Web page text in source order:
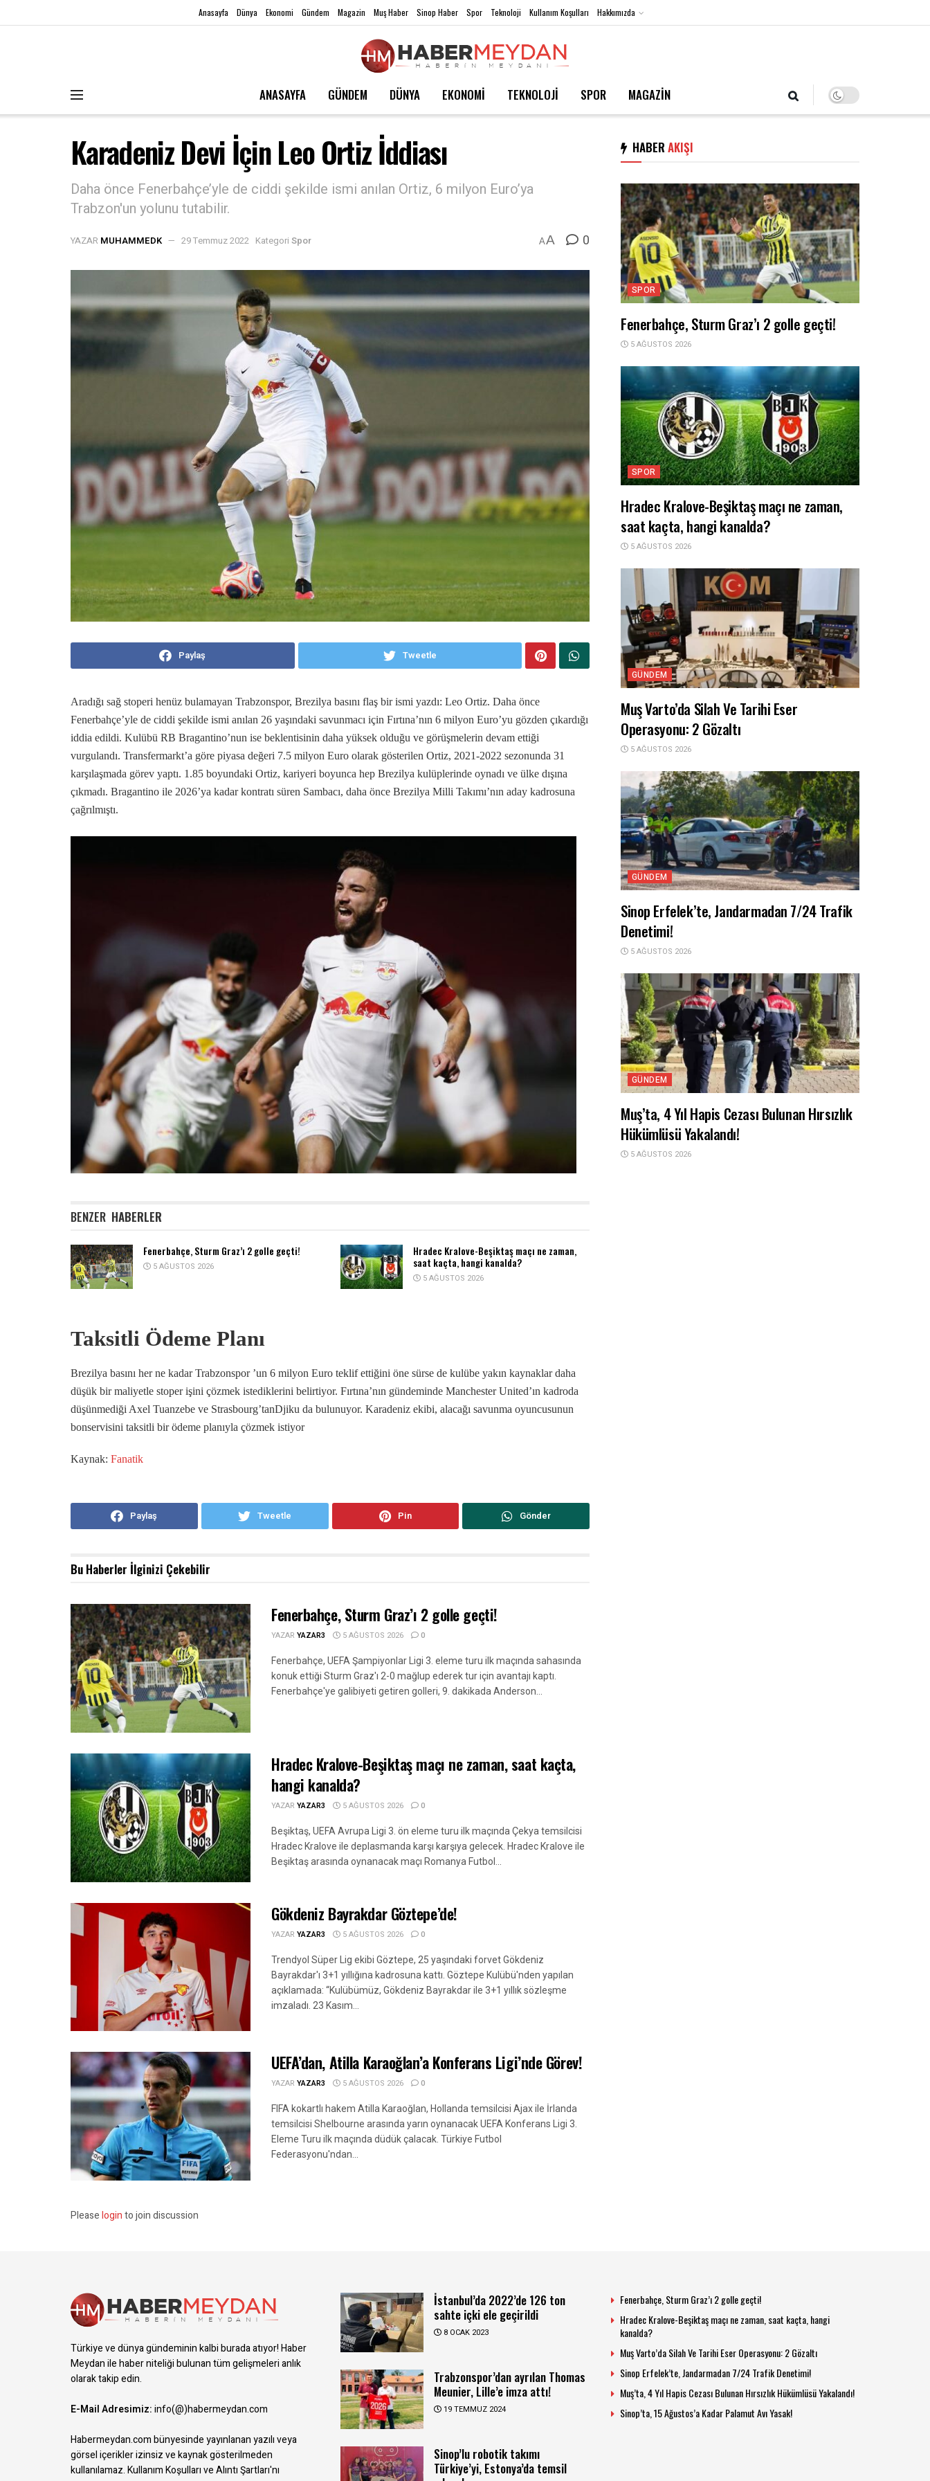
Anasayfa Dünya Ekonomi Gündem Magazin Muş Haber Sinop Haber Spor Teknoloji Kullanım Koşulları Hakkımızda
ANASAYFA GÜNDEM DÜNYA EKONOMİ TEKNOLOJİ SPOR MAGAZİN
Karadeniz Devi İçin Leo Ortiz İddiası
Daha önce Fenerbahçe’yle de ciddi şekilde ismi anılan Ortiz, 6 milyon Euro’ya
Trabzon'un yolunu tutabilir.
YAZAR MUHAMMEDK 29 Temmuz 2022 Kategori Spor AA 0
Paylaş Tweetle
Aradığı sağ stoperi henüz bulamayan Trabzonspor, Brezilya basını flaş bir ismi yazdı: Leo Ortiz. Daha önce
Fenerbahçe’yle de ciddi şekilde ismi anılan 26 yaşındaki savunmacı için Fırtına’nın 6 milyon Euro’yu gözden çıkardığı
iddia edildi. Kulübü RB Bragantino’nun ise beklentisinin daha yüksek olduğu ve görüşmelerin devam ettiği
vurgulandı. Transfermarkt’a göre piyasa değeri 7.5 milyon Euro olarak gösterilen Ortiz, 2021-2022 sezonunda 31
karşılaşmada görev yaptı. 1.85 boyundaki Ortiz, kariyeri boyunca hep Brezilya kulüplerinde oynadı ve ülke dışına
çıkmadı. Bragantino ile 2026’ya kadar kontratı süren Sambacı, daha önce Brezilya Milli Takımı’nın aday kadrosuna
çağrılmıştı.
BENZER HABERLER
Fenerbahçe, Sturm Graz’ı 2 golle geçti!
5 AĞUSTOS 2026
Hradec Kralove-Beşiktaş maçı ne zaman,
saat kaçta, hangi kanalda?
5 AĞUSTOS 2026
Taksitli Ödeme Planı
Brezilya basını her ne kadar Trabzonspor ’un 6 milyon Euro teklif ettiğini öne sürse de kulübe yakın kaynaklar daha
düşük bir maliyetle stoper işini çözmek istediklerini belirtiyor. Fırtına’nın gündeminde Manchester United’ın kadroda
düşünmediği Axel Tuanzebe ve Strasbourg’tanDjiku da bulunuyor. Karadeniz ekibi, alacağı savunma oyuncusunun
bonservisini taksitli bir ödeme planıyla çözmek istiyor
Kaynak: Fanatik
Paylaş Tweetle Pin Gönder
Bu Haberler İlginizi Çekebilir
Fenerbahçe, Sturm Graz’ı 2 golle geçti!
YAZAR YAZAR3 5 AĞUSTOS 2026 0
Fenerbahçe, UEFA Şampiyonlar Ligi 3. eleme turu ilk maçında sahasında
konuk ettiği Sturm Graz'ı 2-0 mağlup ederek tur için avantajı kaptı.
Fenerbahçe'ye galibiyeti getiren golleri, 9. dakikada Anderson...
Hradec Kralove-Beşiktaş maçı ne zaman, saat kaçta,
hangi kanalda?
YAZAR YAZAR3 5 AĞUSTOS 2026 0
Beşiktaş, UEFA Avrupa Ligi 3. ön eleme turu ilk maçında Çekya temsilcisi
Hradec Kralove ile deplasmanda karşı karşıya gelecek. Hradec Kralove ile
Beşiktaş arasında oynanacak maçı Romanya Futbol...
Gökdeniz Bayrakdar Göztepe’de!
YAZAR YAZAR3 5 AĞUSTOS 2026 0
Trendyol Süper Lig ekibi Göztepe, 25 yaşındaki forvet Gökdeniz
Bayrakdar'ı 3+1 yıllığına kadrosuna kattı. Göztepe Kulübü'nden yapılan
açıklamada: “Kulübümüz, Gökdeniz Bayrakdar ile 3+1 yıllık sözleşme
imzaladı. 23 Kasım...
UEFA’dan, Atilla Karaoğlan’a Konferans Ligi’nde Görev!
YAZAR YAZAR3 5 AĞUSTOS 2026 0
FIFA kokartlı hakem Atilla Karaoğlan, Hollanda temsilcisi Ajax ile İrlanda
temsilcisi Shelbourne arasında yarın oynanacak UEFA Konferans Ligi 3.
Eleme Turu ilk maçında düdük çalacak. Türkiye Futbol
Federasyonu'ndan...
Pleaseloginto join discussion
HABER AKIŞI
SPOR
Fenerbahçe, Sturm Graz’ı 2 golle geçti!
5 AĞUSTOS 2026
SPOR
Hradec Kralove-Beşiktaş maçı ne zaman,
saat kaçta, hangi kanalda?
5 AĞUSTOS 2026
GÜNDEM
Muş Varto’da Silah Ve Tarihi Eser
Operasyonu: 2 Gözaltı
5 AĞUSTOS 2026
GÜNDEM
Sinop Erfelek’te, Jandarmadan 7/24 Trafik
Denetimi!
5 AĞUSTOS 2026
GÜNDEM
Muş’ta, 4 Yıl Hapis Cezası Bulunan Hırsızlık
Hükümlüsü Yakalandı!
5 AĞUSTOS 2026
Türkiye ve dünya gündeminin kalbi burada atıyor! Haber
Meydan ile haber niteliği bulunan tüm gelişmeleri anlık
olarak takip edin.
E-Mail Adresimiz:info(@)habermeydan.com
Habermeydan.com bünyesinde yayınlanan yazılı veya
görsel içerikler izinsiz ve kaynak gösterilmeden
kullanılamaz.Kullanım Koşulları ve Alıntı Şartları'nı
İstanbul’da 2022’de 126 ton
sahte içki ele geçirildi
8 OCAK 2023
Trabzonspor’dan ayrılan Thomas
Meunier, Lille’e imza attı!
19 TEMMUZ 2024
Sinop’lu robotik takımı
Türkiye’yi, Estonya’da temsil
Fenerbahçe, Sturm Graz’ı 2 golle geçti!
Hradec Kralove-Beşiktaş maçı ne zaman, saat kaçta, hangi
kanalda?
Muş Varto’da Silah Ve Tarihi Eser Operasyonu: 2 Gözaltı
Sinop Erfelek’te, Jandarmadan 7/24 Trafik Denetimi!
Muş’ta, 4 Yıl Hapis Cezası Bulunan Hırsızlık Hükümlüsü Yakalandı!
Sinop’ta, 15 Ağustos’a Kadar Palamut Avı Yasak!